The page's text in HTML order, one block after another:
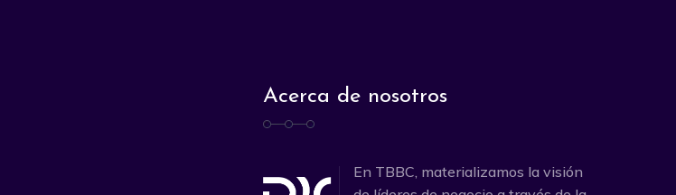
Acerca de nosotros
En TBBC, materializamos la visión